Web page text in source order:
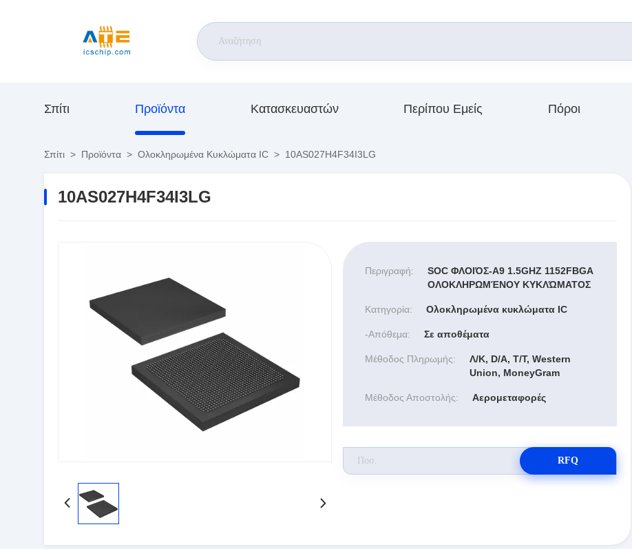
Σπίτι Προϊόντα Κατασκευαστών Περίπου Εμείς Πόροι
Σπίτι > Προϊόντα > Ολοκληρωμένα Κυκλώματα IC > 10AS027H4F34I3LG
10AS027H4F34I3LG
Περιγραφή:
SOC ΦΛΟΙΌΣ-A9 1.5GHZ 1152FBGA
ΟΛΟΚΛΗΡΩΜΈΝΟΥ ΚΥΚΛΏΜΑΤΟΣ
Κατηγορία: Ολοκληρωμένα κυκλώματα IC
-απόθεμα: Σε αποθέματα
Μέθοδος Πληρωμής:
Λ/Κ, D/A, T/T, Western
Union, MoneyGram
Μέθοδος Αποστολής: Αερομεταφορές
RFQ